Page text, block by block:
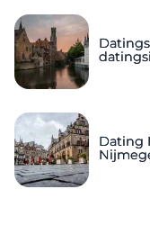
Dating